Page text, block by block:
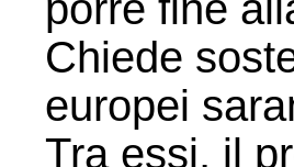
Chiede
europei
Tra essi, il